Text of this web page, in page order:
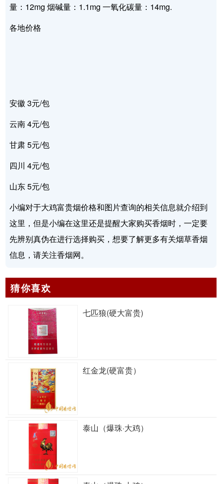
量：12mg 烟碱量：1.1mg 一氧化碳量：14mg.
各地价格
安徽 3元/包
云南 4元/包
甘肃 5元/包
四川 4元/包
山东 5元/包
小编对于大鸡富贵烟价格和图片查询的相关信息就介绍到
这里，但是小编在这里还是提醒大家购买香烟时，一定要
先辨别真伪在进行选择购买，想要了解更多有关烟草香烟
信息，请关注香烟网。
猜你喜欢
七匹狼(硬大富贵)
红金龙(硬富贵）
泰山（爆珠·大鸡）